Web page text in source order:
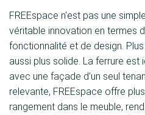
FREEspace n'est pas une
véritable innovation en termes
fonctionnalité et de design.
aussi plus solide. La ferrure est
avec une façade d’un seul
relevante, FREEspace offre
rangement dans le meuble,